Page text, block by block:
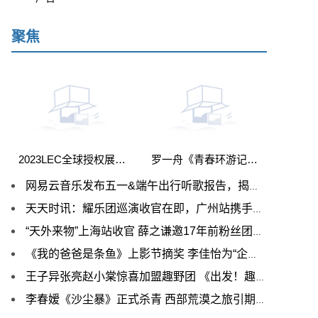
聚焦
2023LEC全球授权展开幕，杰外科技旗下多个IP亮相现场|关注 罗一舟《青春环游记4》化身“军师” 接连上演名场面幽默感满分 全球聚看点
网易云音乐发布五一&端午出行听歌报告，揭秘出行路上的爆款BGM 天天精选
天天时讯：耀乐团巡演收官在即，广州站携手嘉宾符龙飞续写电音旅程
“天外来物”上海站收官 薛之谦邀17年前粉丝团聚上演“老友记”
《我的爸爸是条鱼》上影节摘奖 李佳怡为“企鹅”配音获好评_世界热门
王子异张亮赵小棠惊喜加盟趣野团 《出发！趣野吧》“野性操作”接连上演 环球新消息
李春嫒《沙尘暴》正式杀青 西部荒漠之旅引期待 焦点滚动